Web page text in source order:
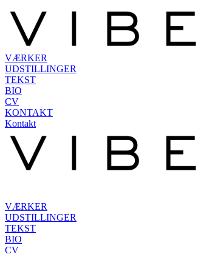
VÆRKER
UDSTILLINGER
TEKST
BIO
CV
KONTAKT
Kontakt
VÆRKER
UDSTILLINGER
TEKST
BIO
CV